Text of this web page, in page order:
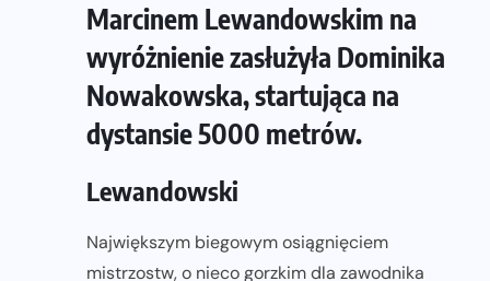
Marcinem Lewandowskim na
wyróżnienie zasłużyła Dominika
Nowakowska, startująca na
dystansie 5000 metrów.
Lewandowski
Największym biegowym osiągnięciem
mistrzostw, o nieco gorzkim dla zawodnika